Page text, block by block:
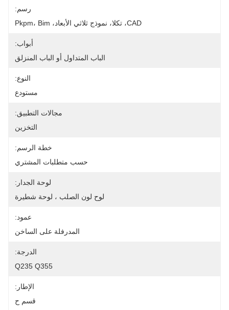
رسم:
CAD، تكلا، نموذج ثلاثي الأبعاد، Pkpm، Bim
أبواب:
الباب المتداول أو الباب المنزلق
النوع:
مستودع
مجالات التطبيق:
التخزين
خطة الرسم:
حسب متطلبات المشتري
لوحة الجدار:
لوح لون الصلب ، لوحة شطيرة
عمود:
المدرفلة على الساخن
الدرجة:
Q235 Q355
الإطار:
قسم ح